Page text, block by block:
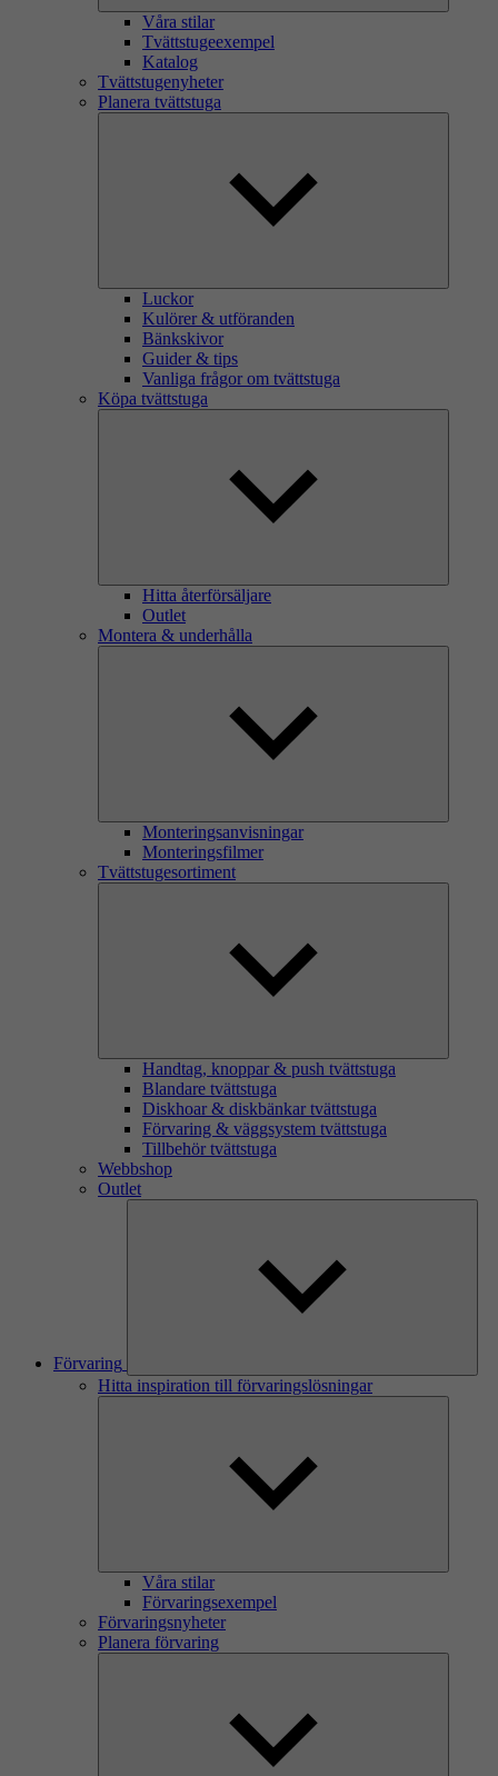
Våra stilar
Tvättstugeexempel
Katalog
Tvättstugenyheter
Planera tvättstuga
Luckor
Kulörer & utföranden
Bänkskivor
Guider & tips
Vanliga frågor om tvättstuga
Köpa tvättstuga
Hitta återförsäljare
Outlet
Montera & underhålla
Monteringsanvisningar
Monteringsfilmer
Tvättstugesortiment
Handtag, knoppar & push tvättstuga
Blandare tvättstuga
Diskhoar & diskbänkar tvättstuga
Förvaring & väggsystem tvättstuga
Tillbehör tvättstuga
Webbshop
Outlet
Förvaring
Hitta inspiration till förvaringslösningar
Våra stilar
Förvaringsexempel
Förvaringsnyheter
Planera förvaring